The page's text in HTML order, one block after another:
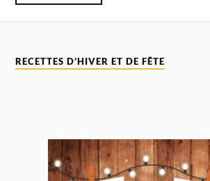
RECETTES D’HIVER ET DE FÊTE